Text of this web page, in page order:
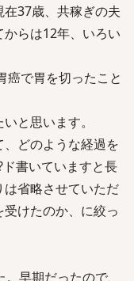
37歳、共稼ぎの夫
らは12年、いろい
癌で胃を切ったこと
と思います。
どのような経過を
書いていますと長
は省略させていただ
けたのか、に絞っ
早期だったので、